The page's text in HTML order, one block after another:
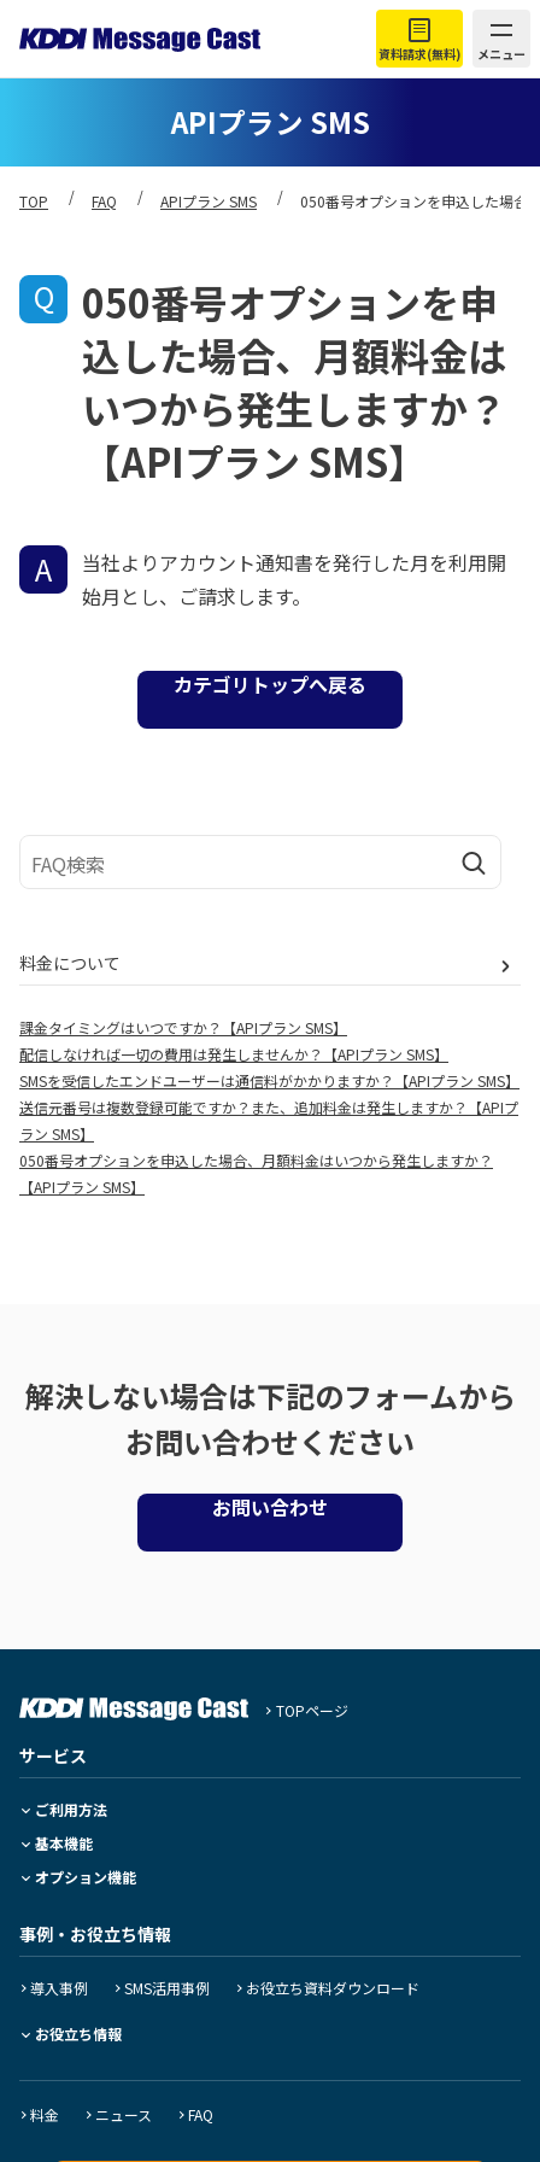
資料請求(無料) メニュー
APIプラン SMS
TOP FAQ APIプラン SMS 050番号オプションを申込した場合
050番号オプションを申
込した場合、月額料金は
いつから発生しますか？
【APIプラン SMS】
当社よりアカウント通知書を発行した月を利用開
始月とし、ご請求します。
カテゴリトップへ戻る
料金について
課金タイミングはいつですか？【APIプラン SMS】
配信しなければ一切の費用は発生しませんか？【APIプラン SMS】
SMSを受信したエンドユーザーは通信料がかかりますか？【APIプラン SMS】
送信元番号は複数登録可能ですか？また、追加料金は発生しますか？【APIプ
ラン SMS】
050番号オプションを申込した場合、月額料金はいつから発生しますか？
【APIプラン SMS】
解決しない場合は下記のフォームから
お問い合わせください
お問い合わせ
TOPページ
サービス
ご利用方法
基本機能
オプション機能
事例・お役立ち情報
導入事例 SMS活用事例 お役立ち資料ダウンロード
お役立ち情報
料金 ニュース FAQ